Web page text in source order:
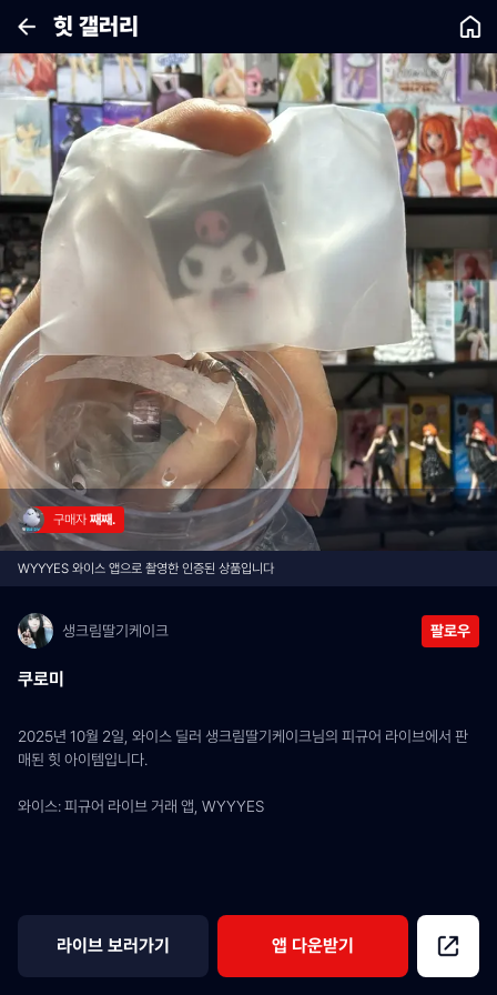
힛 갤러리
구매자 째째.
WYYYES 와이스 앱으로 촬영한 인증된 상품입니다
생크림딸기케이크 팔로우
쿠로미
2025년 10월 2일, 와이스 딜러 생크림딸기케이크님의 피규어 라이브에서 판
매된 힛 아이템입니다.
와이스: 피규어 라이브 거래 앱, WYYYES
라이브 보러가기 앱 다운받기